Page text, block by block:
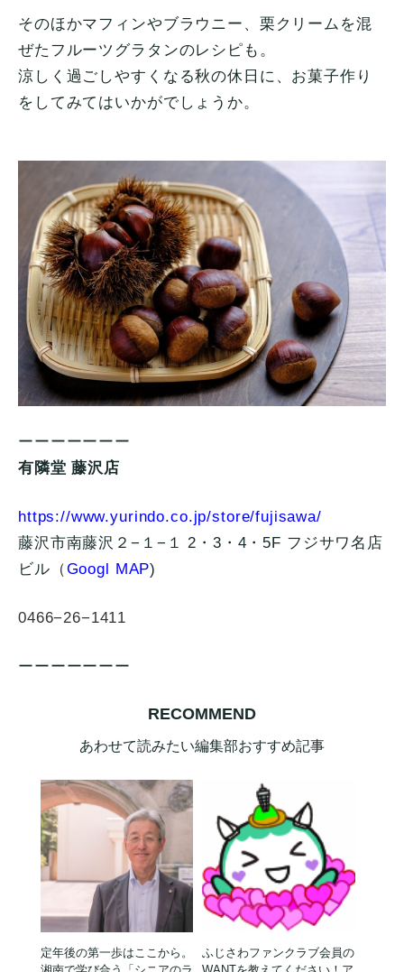
そのほかマフィンやブラウニー、栗クリームを混
ぜたフルーツグラタンのレシピも。
涼しく過ごしやすくなる秋の休日に、お菓子作り
をしてみてはいかがでしょうか。
ーーーーーーー
有隣堂 藤沢店
https://www.yurindo.co.jp/store/fujisawa/
藤沢市南藤沢２−１−１ 2・3・4・5F フジサワ名店
ビル（Googl MAP)
0466−26−1411
ーーーーーーー
RECOMMEND
あわせて読みたい編集部おすすめ記事
定年後の第一歩はここから。
ふじさわファンクラブ会員の